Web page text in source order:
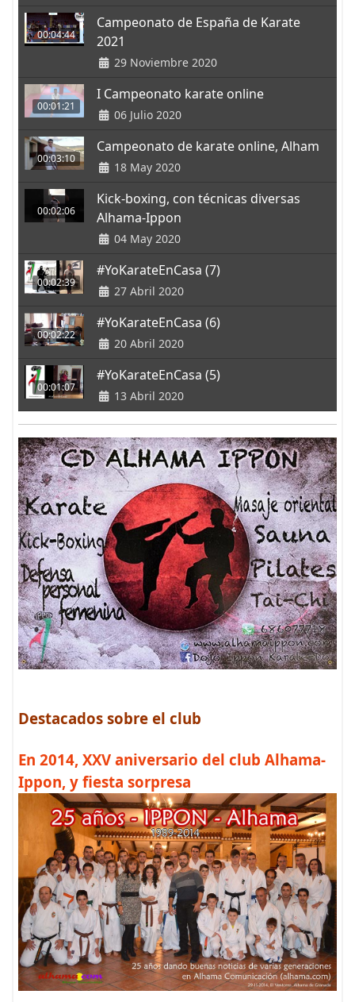
00:04:44
Campeonato de España de Karate
2021
29 Noviembre 2020
00:01:21
I Campeonato karate online
06 Julio 2020
00:03:10
Campeonato de karate online, Alham
18 May 2020
00:02:06
Kick-boxing, con técnicas diversas
Alhama-Ippon
04 May 2020
00:02:39
#YoKarateEnCasa (7)
27 Abril 2020
00:02:22
#YoKarateEnCasa (6)
20 Abril 2020
00:01:07
#YoKarateEnCasa (5)
13 Abril 2020
Destacados sobre el club
En 2014, XXV aniversario del club Alhama-
Ippon, y fiesta sorpresa